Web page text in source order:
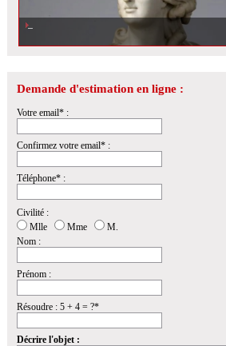
Demande d'estimation en ligne :
Votre email* :
Confirmez votre email* :
Téléphone* :
Civilité :
Mlle
Mme
M.
Nom :
Prénom :
Résoudre : 5 + 4 = ?*
Décrire l'objet :